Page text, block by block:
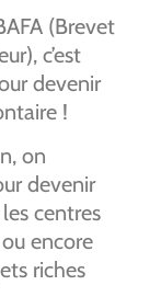
(Brevet
c’est
devenir
!
on
devenir
centres
encore
riches